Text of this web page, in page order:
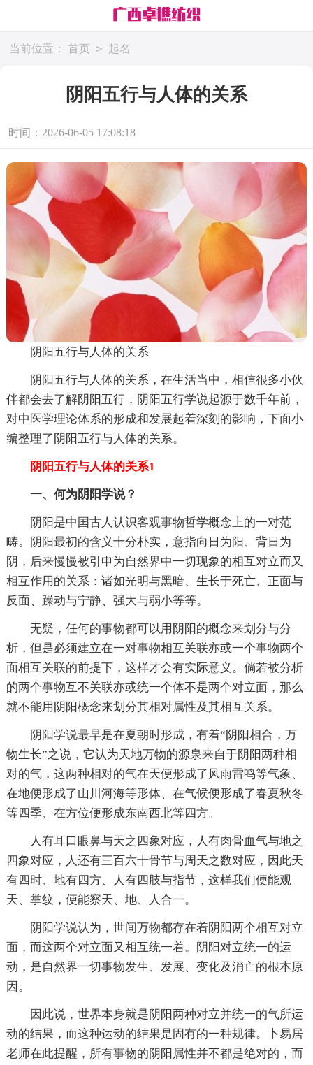
当前位置： 首页 > 起名
阴阳五行与人体的关系
时间：2026-06-05 17:08:18
阴阳五行与人体的关系
阴阳五行与人体的关系，在生活当中，相信很多小伙
伴都会去了解阴阳五行，阴阳五行学说起源于数千年前，
对中医学理论体系的形成和发展起着深刻的影响，下面小
编整理了阴阳五行与人体的关系。
阴阳五行与人体的关系1
一、何为阴阳学说？
阴阳是中国古人认识客观事物哲学概念上的一对范
畴。阴阳最初的含义十分朴实，意指向日为阳、背日为
阴，后来慢慢被引申为自然界中一切现象的相互对立而又
相互作用的关系：诸如光明与黑暗、生长于死亡、正面与
反面、躁动与宁静、强大与弱小等等。
无疑，任何的事物都可以用阴阳的概念来划分与分
析，但是必须建立在一对事物相互关联亦或一个事物两个
面相互关联的前提下，这样才会有实际意义。倘若被分析
的两个事物互不关联亦或统一个体不是两个对立面，那么
就不能用阴阳概念来划分其相对属性及其相互关系。
阴阳学说最早是在夏朝时形成，有着“阴阳相合，万
物生长”之说，它认为天地万物的源泉来自于阴阳两种相
对的气，这两种相对的气在天便形成了风雨雷鸣等气象、
在地便形成了山川河海等形体、在气候便形成了春夏秋冬
等四季、在方位便形成东南西北等四方。
人有耳口眼鼻与天之四象对应，人有肉骨血气与地之
四象对应，人还有三百六十骨节与周天之数对应，因此天
有四时、地有四方、人有四肢与指节，这样我们便能观
天、掌纹，便能察天、地、人合一。
阴阳学说认为，世间万物都存在着阴阳两个相互对立
面，而这两个对立面又相互统一着。阴阳对立统一的运
动，是自然界一切事物发生、发展、变化及消亡的根本原
因。
因此说，世界本身就是阴阳两种对立并统一的气所运
动的结果，而这种运动的结果是固有的一种规律。卜易居
老师在此提醒，所有事物的阴阳属性并不都是绝对的，而